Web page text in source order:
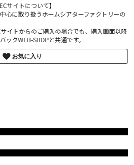
サイトについて】
心に取り扱うホームシアターファクトリーの
イトからのご購入の場合でも、購入画面以降
クWEB-SHOPと共通です。
お気に入り